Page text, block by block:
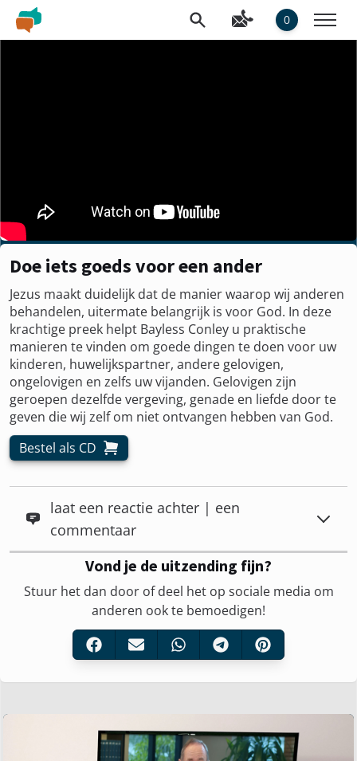
0
Doe iets goeds voor een ander
Jezus maakt duidelijk dat de manier waarop wij anderen
behandelen, uitermate belangrijk is voor God. In deze
krachtige preek helpt Bayless Conley u praktische
manieren te vinden om goede dingen te doen voor uw
kinderen, huwelijkspartner, andere gelovigen,
ongelovigen en zelfs uw vijanden. Gelovigen zijn
geroepen dezelfde vergeving, genade en liefde door te
geven die wij zelf om niet ontvangen hebben van God.
Bestel als CD
laat een reactie achter | een
commentaar
Vond je de uitzending fijn?
Stuur het dan door of deel het op sociale media om
anderen ook te bemoedigen!